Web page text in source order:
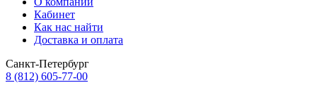
Кабинет
Как нас найти
Доставка и оплата
Санкт-Петербург
8 (812) 605-77-00